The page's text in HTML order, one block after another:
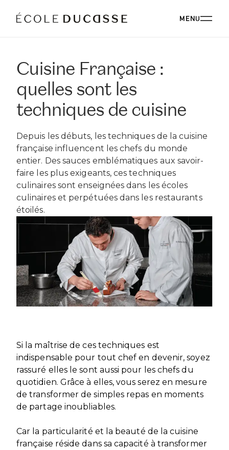
MENU
A PROPOS
A PROPOS ÉCOLE DUCASSE
NOTRE FACULTÉ
NOS ALUMNI
STRATÉGIE RSE
COMITÉ DE DIRECTION
BLOG
CARRIÈRES
CONTACT PRESSE
PARTENARIATS
SPONSORS ET PARTENAIRES
NOS CAMPUS
NOS CAMPUS EN FRANCE
ÉCOLE DUCASSE PARIS CAMPUS
Paris, France
ÉCOLE NATIONALE SUPÉRIEURE DE PÂTISSERIE
Yssingeaux, France
ÉCOLE DUCASSE PARIS STUDIO
Notre école dédiée aux amateurs au cœur de Paris.
VISITEZ NOS CAMPUS
VISITEZ NOS CAMPUS
NOS CAMPUS A L’INTERNATIONAL
Gurugram, Inde
ENSEIGNEMENT SUPÉRIEUR
RECONVERSION
PERFECTIONNEMENT
PROFESSIONNELS
FORMATIONS EN LIGNE
NOS CERTIFICATIONS
ÉVÉNEMENTIEL
ÉVÉNEMENTIEL
ÉVÉNEMENTIEL PARIS CAMPUS
ÉVÉNEMENTIEL ÉCOLE NATIONALE SUPÉRIEURE DE
RESTAURANT
DÉVELOPPEMENT INTERNATIONAL
DÉVELOPPEMENT INTERNATIONAL
NOS FRANCHISES
DEVENEZ FRANCHISÉ
NOS PARTENAIRES ACADÉMIQUES
DEVENEZ PARTENAIRE ACADÉMIQUE
BLOG
BLOG
HOME – FRANÇAIS
Cuisine Française :
quelles sont les
techniques de cuisine
Depuis les débuts, les techniques de la cuisine
française influencent les chefs du monde
entier. Des sauces emblématiques aux savoir-
faire les plus exigeants, ces techniques
culinaires sont enseignées dans les écoles
culinaires et perpétuées dans les restaurants
étoilés.
Si la maîtrise de ces techniques est
indispensable pour tout chef en devenir, soyez
rassuré elles le sont aussi pour les chefs du
quotidien. Grâce à elles, vous serez en mesure
de transformer de simples repas en moments
de partage inoubliables.
Car la particularité et la beauté de la cuisine
française réside dans sa capacité à transformer